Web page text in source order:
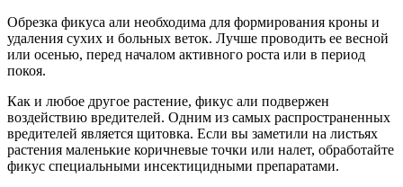
Обрезка фикуса али необходима для формирования кроны и
удаления сухих и больных веток. Лучше проводить ее весной
или осенью, перед началом активного роста или в период
покоя.
Как и любое другое растение, фикус али подвержен
воздействию вредителей. Одним из самых распространенных
вредителей является щитовка. Если вы заметили на листьях
растения маленькие коричневые точки или налет, обработайте
фикус специальными инсектицидными препаратами.